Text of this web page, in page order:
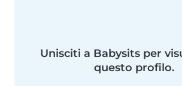
Unisciti a Babysits per
questo profilo.